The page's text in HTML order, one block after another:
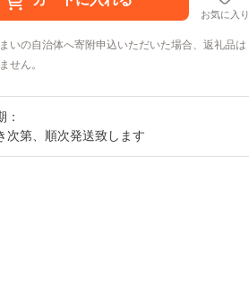
お気に入り
いの自治体へ寄附申込いただいた場合、返礼品は
せん。
：
次第、順次発送致します